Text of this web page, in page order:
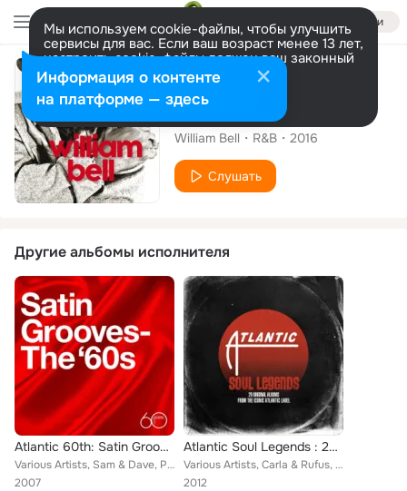
Войти
Мы используем cookie-файлы, чтобы улучшить
сервисы для вас. Если ваш возраст менее 13 лет,
настроить cookie-файлы должен ваш законный
представитель. Больше информации
Разрешить все Настроить
Сингл
Poison In The Well
William Bell R&B 2016
Слушать
Другие альбомы исполнителя
Atlantic 60th: Satin Grooves - The '60s
Various Artists, Sam & Dave, Percy Sledge, Otis Redding, Aretha Franklin, Solomon Burke, Wilson Pickett, Carla Thomas, Ben E. Ki...
2007
Atlantic Soul Legends : 20 Original Albums From The Iconic Atlantic Label
Various Artists, Carla & Rufus, Howard Tate, The Drifters, Clarence Wheeler, Sam Dees, Don Covay, Wilson Pickett, Sam & Dave, Ar...
2012
Информация о контенте
на платформе — здесь